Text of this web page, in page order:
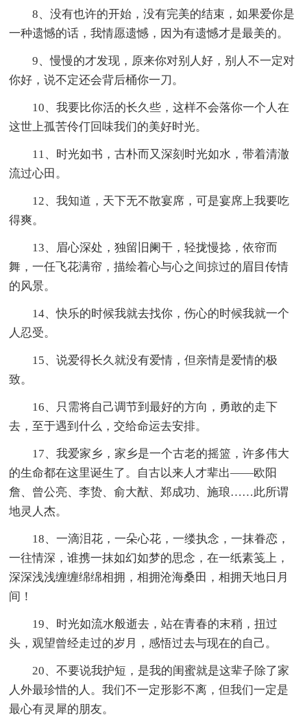
8、没有也许的开始，没有完美的结束，如果爱你是
一种遗憾的话，我情愿遗憾，因为有遗憾才是最美的。
9、慢慢的才发现，原来你对别人好，别人不一定对
你好，说不定还会背后桶你一刀。
10、我要比你活的长久些，这样不会落你一个人在
这世上孤苦伶仃回味我们的美好时光。
11、时光如书，古朴而又深刻时光如水，带着清澈
流过心田。
12、我知道，天下无不散宴席，可是宴席上我要吃
得爽。
13、眉心深处，独留旧阑干，轻拢慢捻，依帘而
舞，一任飞花满帘，描绘着心与心之间掠过的眉目传情
的风景。
14、快乐的时候我就去找你，伤心的时候我就一个
人忍受。
15、说爱得长久就没有爱情，但亲情是爱情的极
致。
16、只需将自己调节到最好的方向，勇敢的走下
去，至于遇到什么，交给命运去安排。
17、我爱家乡，家乡是一个古老的摇篮，许多伟大
的生命都在这里诞生了。自古以来人才辈出——欧阳
詹、曾公亮、李贽、俞大猷、郑成功、施琅……此所谓
地灵人杰。
18、一滴泪花，一朵心花，一缕执念，一抹眷恋，
一往情深，谁携一抹如幻如梦的思念，在一纸素笺上，
深深浅浅缠缠绵绵相拥，相拥沧海桑田，相拥天地日月
间！
19、时光如流水般逝去，站在青春的末稍，扭过
头，观望曾经走过的岁月，感悟过去与现在的自己。
20、不要说我护短，是我的闺蜜就是这辈子除了家
人外最珍惜的人。我们不一定形影不离，但我们一定是
最心有灵犀的朋友。